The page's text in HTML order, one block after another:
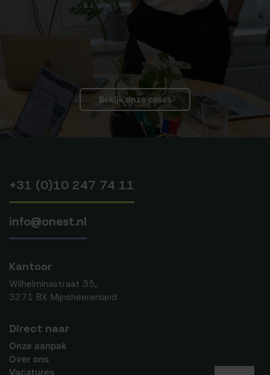
Bekijk onze cases
+31 (0)10 247 74 11
info@onest.nl
Kantoor
Wilhelminastraat 35,
3271 BX Mijnsheerenland
Direct naar
Onze aanpak
Over ons
Vacatures